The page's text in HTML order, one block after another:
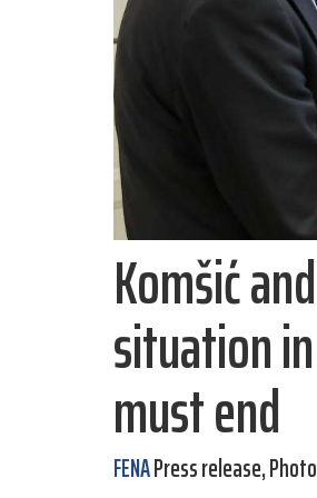
Komšić
situation
must end
FENAPress release,